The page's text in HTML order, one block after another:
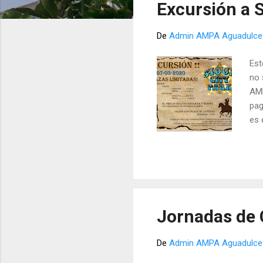
Excursión a
De Admin AMPA Aguadulce
no
es
Jornadas de
De Admin AMPA Aguadulce